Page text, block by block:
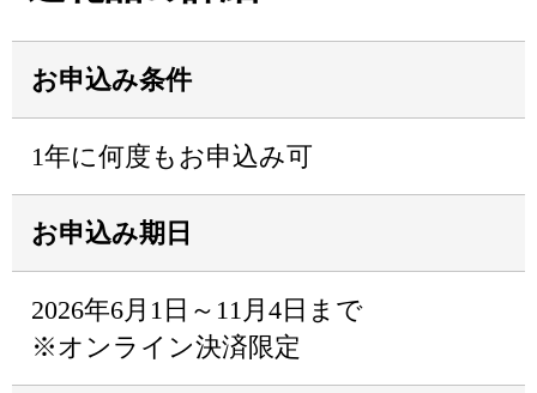
お申込み条件
1年に何度もお申込み可
お申込み期日
2026年6月1日～11月4日まで
※オンライン決済限定